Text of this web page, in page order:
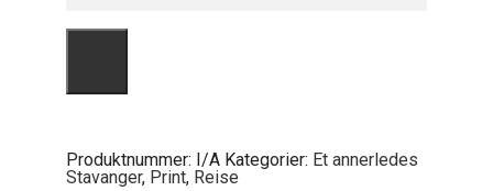
Snømåking
Produktnummer: I/A Kategorier: Et annerledes
Stavanger, Print, Reise